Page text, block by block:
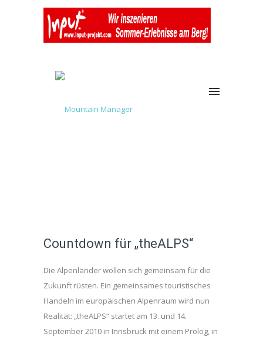
Countdown für „theALPS“
Die Alpenländer wollen sich gemeinsam für die
Zukunft rüsten. Ein gemeinsames touristisches
Handeln im europäischen Alpenraum wird nun
Realität: „theALPS“ startet am 13. und 14.
September 2010 in Innsbruck mit einem Prolog, in